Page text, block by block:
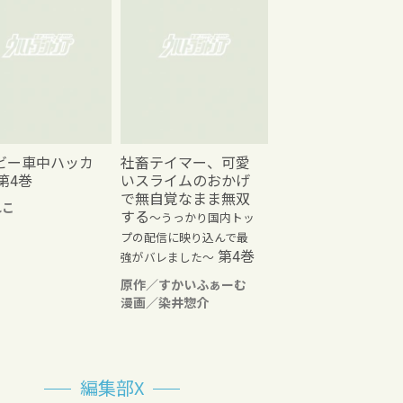
ー車中ハッカ
4巻
社畜テイマー、可愛
いスライムのおかげ
で無自覚なまま無双
する～うっかり国内トッ
プの配信に映り込んで最
強がバレました～ 第4巻
原作／すかいふぁーむ
漫画／染井惣介
編集部X